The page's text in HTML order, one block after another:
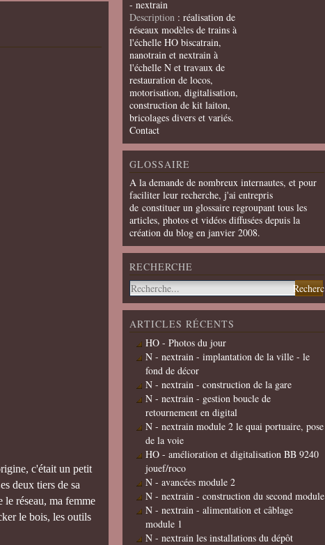
c'était un petit
deux tiers de sa
le réseau, ma femme
le bois, les outils
- nextrain
Description : réalisation de
réseaux modèles de trains à
l'échelle HO biscatrain,
nanotrain et nextrain à
l'échelle N et travaux de
restauration de locos,
motorisation, digitalisation,
construction de kit laiton,
bricolages divers et variés.
Contact
GLOSSAIRE
A la demande de nombreux internautes, et pour
faciliter leur recherche, j'ai entrepris
de constituer un glossaire regroupant tous les
articles, photos et vidéos diffusées depuis la
création du blog en janvier 2008.
RECHERCHE
ARTICLES RÉCENTS
HO - Photos du jour
N - nextrain - implantation de la ville - le
fond de décor
N - nextrain - construction de la gare
N - nextrain - gestion boucle de
retournement en digital
N - nextrain module 2 le quai portuaire, pose
de la voie
HO - amélioration et digitalisation BB 9240
jouef/roco
N - avancées module 2
N - nextrain - construction du second module
N - nextrain - alimentation et câblage
module 1
N - nextrain les installations du dépôt